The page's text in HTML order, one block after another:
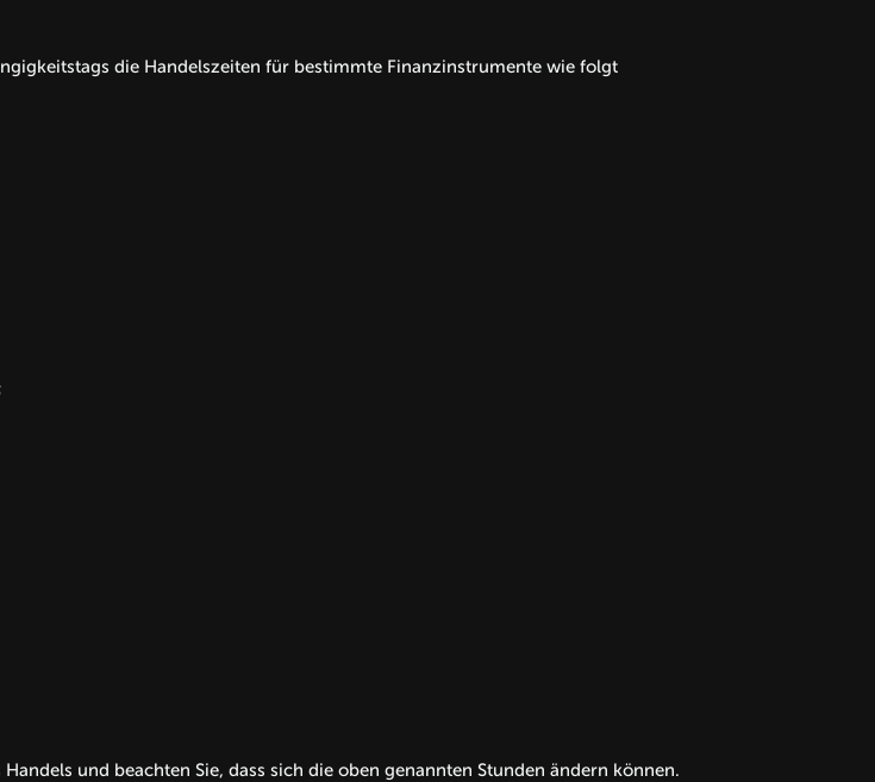
die Handelszeiten für bestimmte Finanzinstrumente wie folgt
und beachten Sie, dass sich die oben genannten Stunden ändern können.